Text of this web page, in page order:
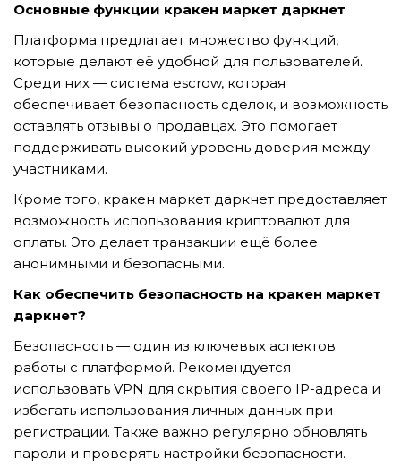
Основные функции кракен маркет даркнет
Платформа предлагает множество функций,
которые делают её удобной для пользователей.
Среди них — система escrow, которая
обеспечивает безопасность сделок, и возможность
оставлять отзывы о продавцах. Это помогает
поддерживать высокий уровень доверия между
участниками.
Кроме того, кракен маркет даркнет предоставляет
возможность использования криптовалют для
оплаты. Это делает транзакции ещё более
анонимными и безопасными.
Как обеспечить безопасность на кракен маркет
даркнет?
Безопасность — один из ключевых аспектов
работы с платформой. Рекомендуется
использовать VPN для скрытия своего IP-адреса и
избегать использования личных данных при
регистрации. Также важно регулярно обновлять
пароли и проверять настройки безопасности.